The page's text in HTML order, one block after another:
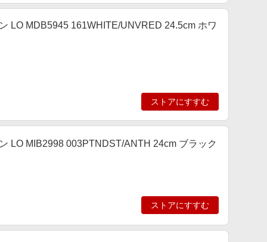
LO MDB5945 161WHITE/UNVRED 24.5cm ホワ
ストアにすすむ
LO MIB2998 003PTNDST/ANTH 24cm ブラック
ストアにすすむ